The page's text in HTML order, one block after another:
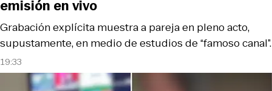
19:33
Grabación explícita muestra a pareja en pleno acto,
supustamente, en medio de estudios de “famoso canal”.
emisión en vivo